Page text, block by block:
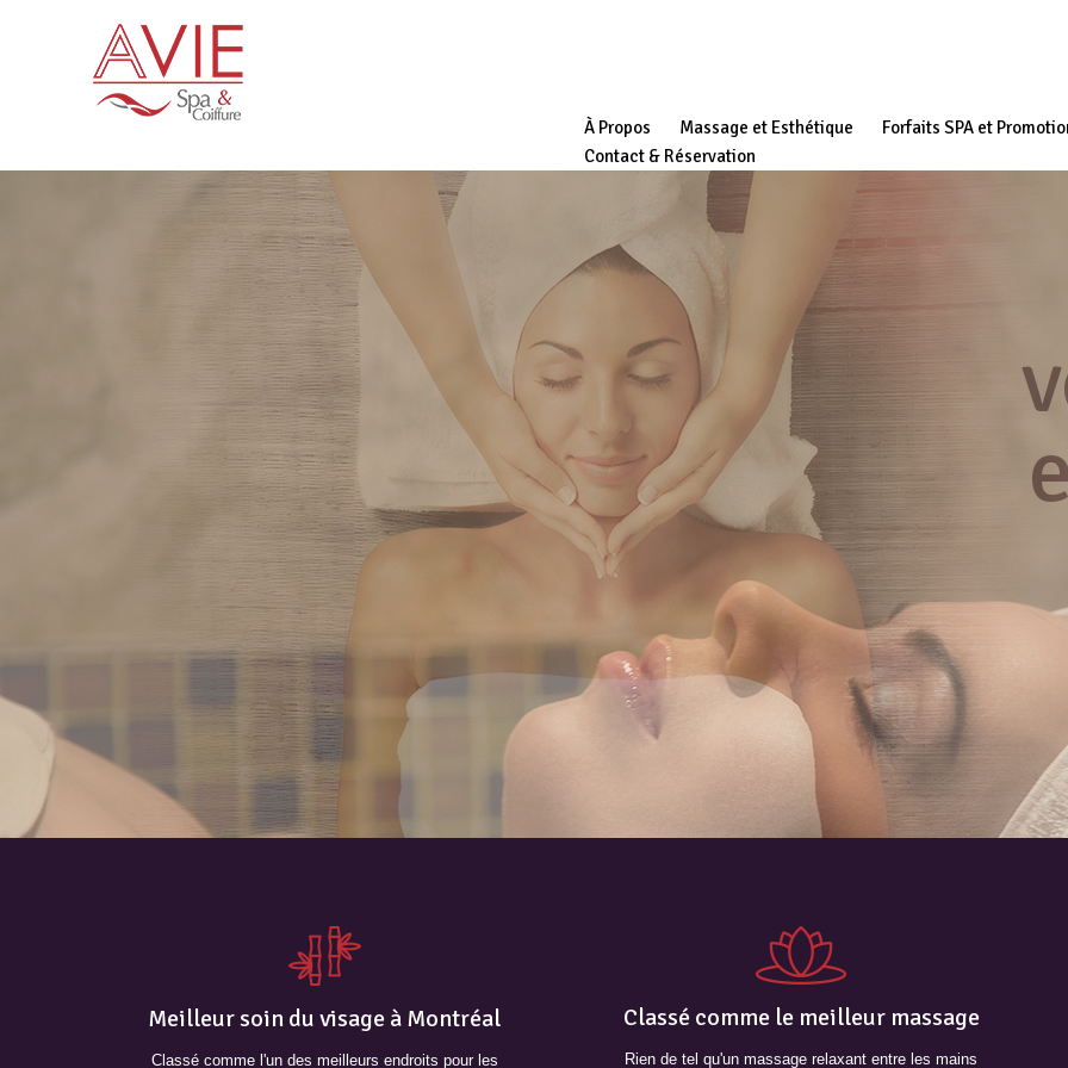
À Propos
Massage et Esthétique Forfaits SPA et
Contact & Réservation
Meilleur soin du visage à Montréal
Classé comme l'un des meilleurs endroits pour les
Classé comme le meilleur massage
Rien de tel qu'un massage relaxant entre les mains